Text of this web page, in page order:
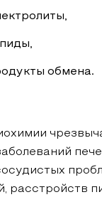
обмена.
расстройств